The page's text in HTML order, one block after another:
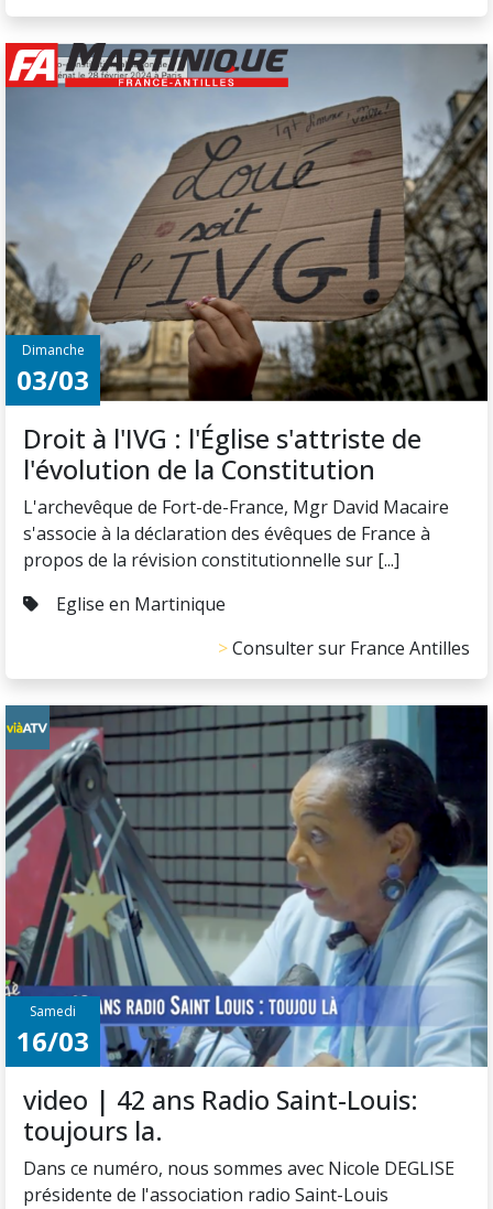
Dimanche
03/03
Droit à l'IVG : l'Église s'attriste de
l'évolution de la Constitution
L'archevêque de Fort-de-France, Mgr David Macaire
s'associe à la déclaration des évêques de France à
propos de la révision constitutionnelle sur [...]
Eglise en Martinique
Consulter sur France Antilles
Samedi
16/03
video | 42 ans Radio Saint-Louis:
toujours la.
Dans ce numéro, nous sommes avec Nicole DEGLISE
présidente de l'association radio Saint-Louis